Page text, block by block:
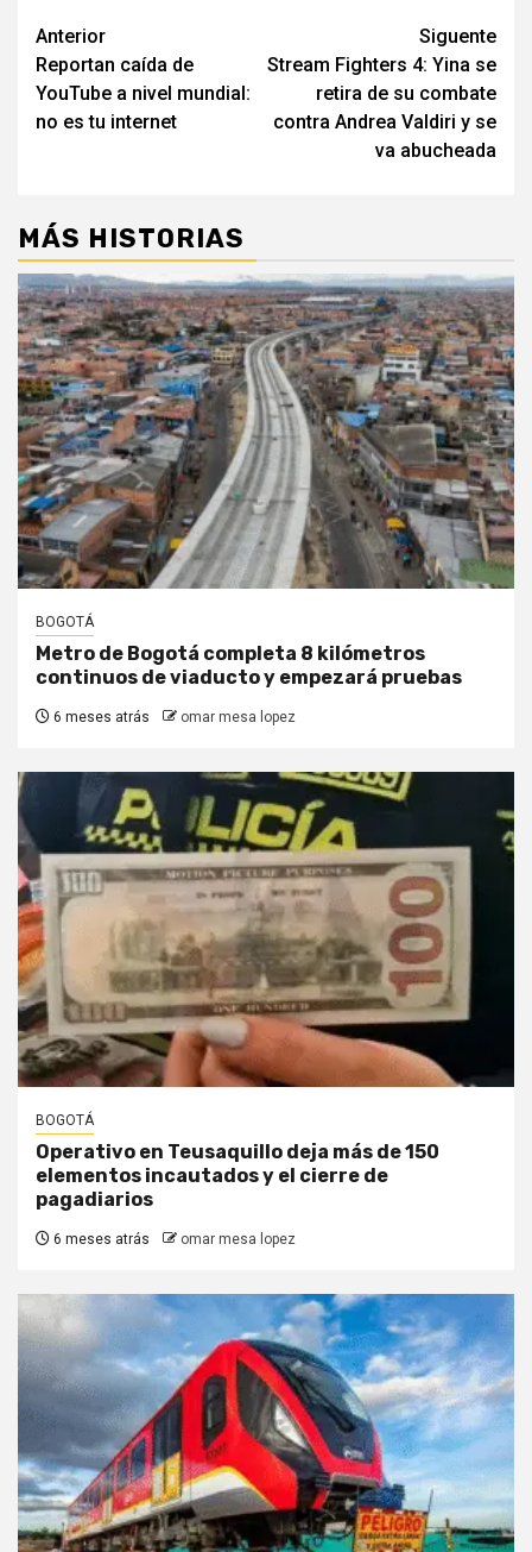
Post
navigation
Anterior
Reportan caída de
YouTube a nivel mundial:
no es tu internet
Siguente
Stream Fighters 4: Yina se
retira de su combate
contra Andrea Valdiri y se
va abucheada
MÁS HISTORIAS
BOGOTÁ
Metro de Bogotá completa 8 kilómetros
continuos de viaducto y empezará pruebas
6 meses atrás omar mesa lopez
BOGOTÁ
Operativo en Teusaquillo deja más de 150
elementos incautados y el cierre de
pagadiarios
6 meses atrás omar mesa lopez